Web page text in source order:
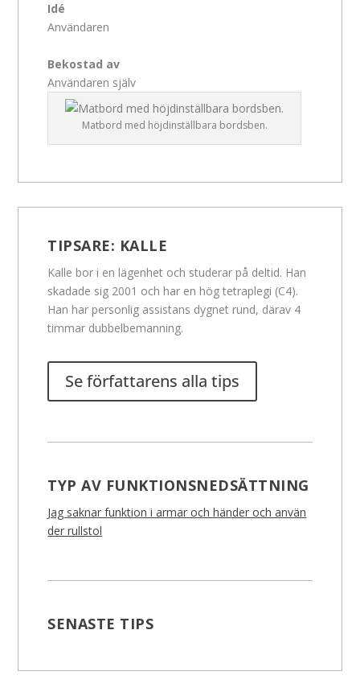
Idé
Användaren
Bekostad av
Användaren själv
Matbord med höjdinställbara bordsben.
TIPSARE: KALLE
Kalle bor i en lägenhet och studerar på deltid. Han
skadade sig 2001 och har en hög tetraplegi (C4).
Han har personlig assistans dygnet rund, därav 4
timmar dubbelbemanning.
Se författarens alla tips
TYP AV FUNKTIONSNEDSÄTTNING
Jag saknar funktion i armar och händer och använ
der rullstol
SENASTE TIPS